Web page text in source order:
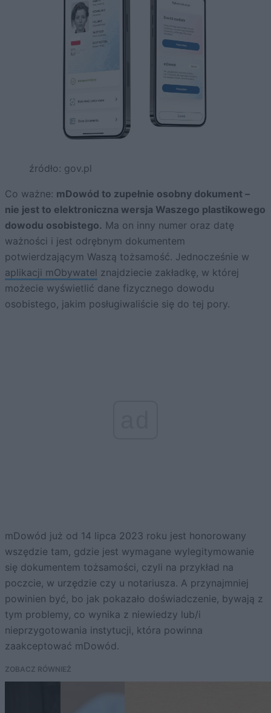
źródło: gov.pl
Co ważne: mDowód to zupełnie osobny dokument –
nie jest to elektroniczna wersja Waszego plastikowego
dowodu osobistego. Ma on inny numer oraz datę
ważności i jest odrębnym dokumentem
potwierdzającym Waszą tożsamość. Jednocześnie w
aplikacji mObywatel znajdziecie zakładkę, w której
możecie wyświetlić dane fizycznego dowodu
osobistego, jakim posługiwaliście się do tej pory.
mDowód już od 14 lipca 2023 roku jest honorowany
wszędzie tam, gdzie jest wymagane wylegitymowanie
się dokumentem tożsamości, czyli na przykład na
poczcie, w urzędzie czy u notariusza. A przynajmniej
powinien być, bo jak pokazało doświadczenie, bywają z
tym problemy, co wynika z niewiedzy lub/i
nieprzygotowania instytucji, która powinna
zaakceptować mDowód.
ZOBACZ RÓWNIEŻ